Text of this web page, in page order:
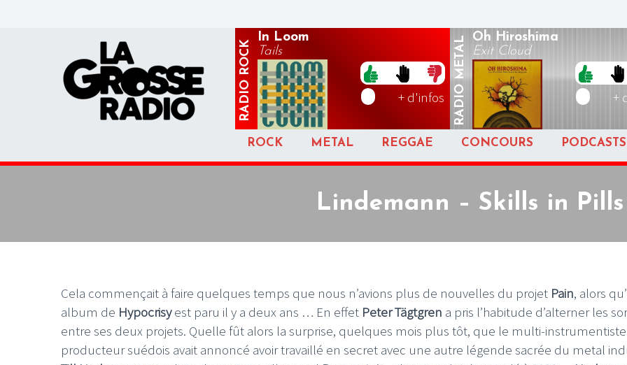
RADIO
ROCK
In Loom
Tails
+ d'infos RADIO
METAL Oh Hiroshima
Exit Cloud
+
ROCK METAL REGGAE CONCOURS PODCASTS
Lindemann – Skills in Pills
Cela commençait à faire quelques temps que nous n’avions plus de nouvelles du projet Pain, alors
album de Hypocrisyest paru il y a deux ans … En effet Peter Tägtgren a pris l’habitude d’alterner les
entre ses deux projets. Quelle fût alors la surprise, quelques mois plus tôt, que le multi-
producteur suédois avait annoncé avoir travaillé en secret avec une autre légende sacrée du metal